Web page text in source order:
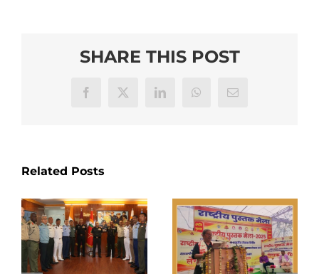
SHARE THIS POST
Facebook
X LinkedInWhatsAppEmail
Related Posts